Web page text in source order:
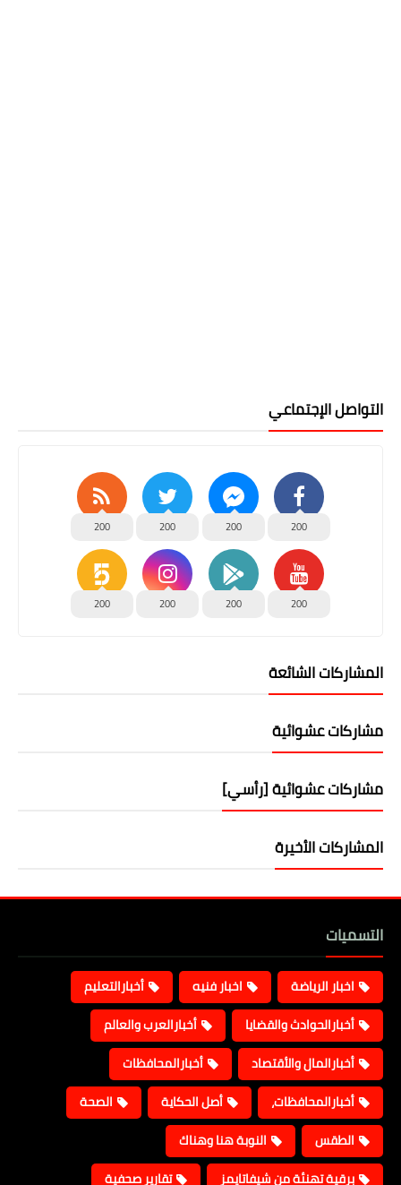
التواصل الإجتماعي
200
200
200
200
200
200
200
200
المشاركات الشائعة
مشاركات عشوائية
مشاركات عشوائية [رأسي]
المشاركات الأخيرة
التسميات
اخبار الرياضة اخبار فنيه
أخبارالتعليم
أخبارالحوادث والقضايا
أخبارالعرب والعالم
أخبارالمال والأقتصاد
أخبارالمحافظات
أخبارالمحافظات،
أصل الحكاية
الصحة
الطقس
النوبة هنا وهناك
برقية تهنئة من شيفاتايمز
تقارير صحفية